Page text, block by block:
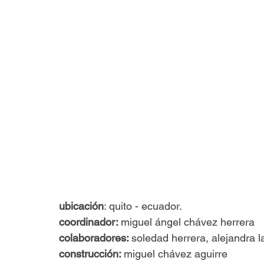
ubicación: quito - ecuador.
coordinador: miguel ángel chávez herrera
colaboradores: soledad herrera, alejandra
construcción: miguel chávez aguirre